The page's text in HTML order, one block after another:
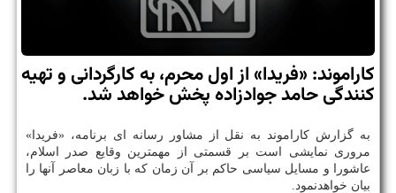
كاراموند: «فریدا» از اول محرم، به كارگردانی و تهیه
كنندگی حامد جوادزاده پخش خواهد شد.
به گزارش کاراموند به نقل از مشاور رسانه ای برنامه، «فریدا»
مروری نمایشی است بر قسمتی از مهم‏ترین وقایع صدر اسلام،
عاشورا و مسایل سیاسی حاکم بر آن زمان که با زبان معاصر آنها را
بیان خواهدنمود.